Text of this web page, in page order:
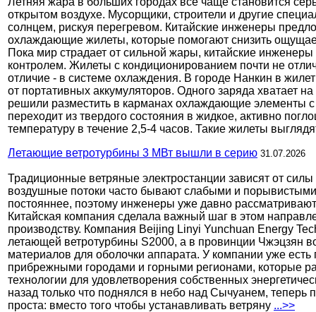
открытом воздухе. Мусорщики, строители и другие
солнцем, рискуя перегревом. Китайские инженеры
охлаждающие жилеты, которые помогают снизить
Пока мир страдает от сильной жары, китайские
контролем. Жилеты с кондиционированием почти не
отличие - в системе охлаждения. В городе Нанкин в
от портативных аккумуляторов. Одного заряда хватает
решили разместить в карманах охлаждающие элементы
переходит из твердого состояния в жидкое, активно
температуру в течение 2,5-4 часов. Такие жилеты
Летающие ветротурбины 3 МВт вышли в серию 31.07.2026
Традиционные ветряные электростанции зависят от
воздушные потоки часто бывают слабыми и
постояннее, поэтому инженеры уже давно
Китайская компания сделала важный шаг в этом
производству. Компания Beijing Linyi Yunchuan Energy
летающей ветротурбины S2000, а в провинции Чжэцзян
материалов для оболочки аппарата. У компании уже
прибрежными городами и горными регионами, которые
технологии для удовлетворения собственных
назад только что поднялся в небо над Сычуанем,
проста: вместо того чтобы устанавливать ветряну ...>>